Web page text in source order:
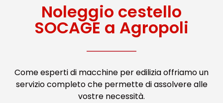
Noleggio cestello
SOCAGE a Agropoli
Come esperti di macchine per edilizia offriamo un
servizio completo che permette di assolvere alle
vostre necessità.